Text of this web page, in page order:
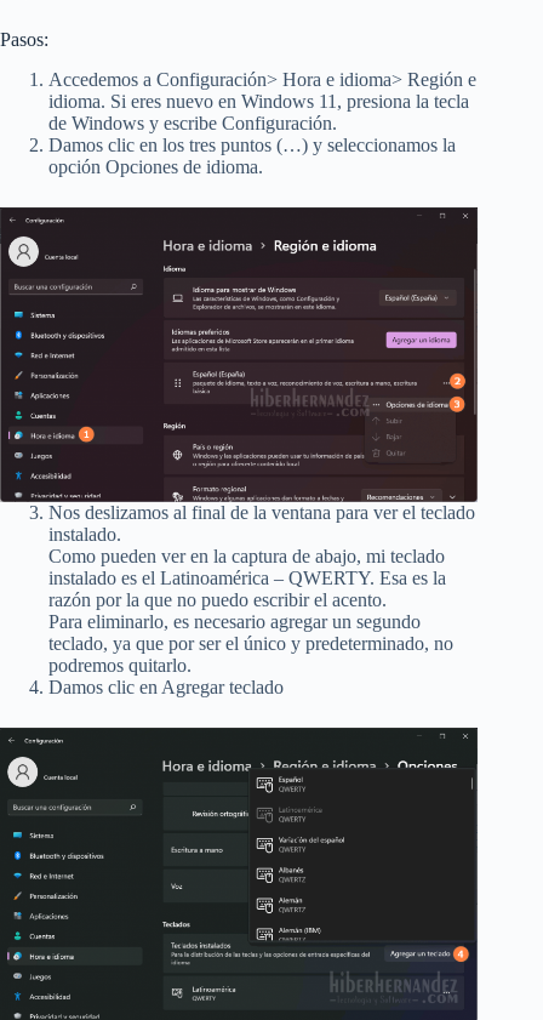
Pasos:
Accedemos a Configuración> Hora e idioma> Región e
idioma. Si eres nuevo en Windows 11, presiona la tecla
de Windows y escribe Configuración.
Damos clic en los tres puntos (…) y seleccionamos la
opción Opciones de idioma.
Nos deslizamos al final de la ventana para ver el teclado
instalado.
Como pueden ver en la captura de abajo, mi teclado
instalado es el Latinoamérica – QWERTY. Esa es la
razón por la que no puedo escribir el acento.
Para eliminarlo, es necesario agregar un segundo
teclado, ya que por ser el único y predeterminado, no
podremos quitarlo.
Damos clic en Agregar teclado